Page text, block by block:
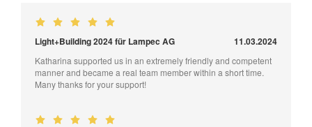
Light+Building 2024 für Lampec AG 11.03.2024
Katharina supported us in an extremely friendly and competent
manner and became a real team member within a short time.
Many thanks for your support!